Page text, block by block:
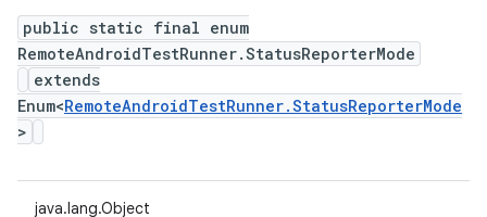
public static final enum
RemoteAndroidTestRunner.StatusReporterMode
extends
Enum<RemoteAndroidTestRunner.StatusReporterMode
>
java.lang.Object